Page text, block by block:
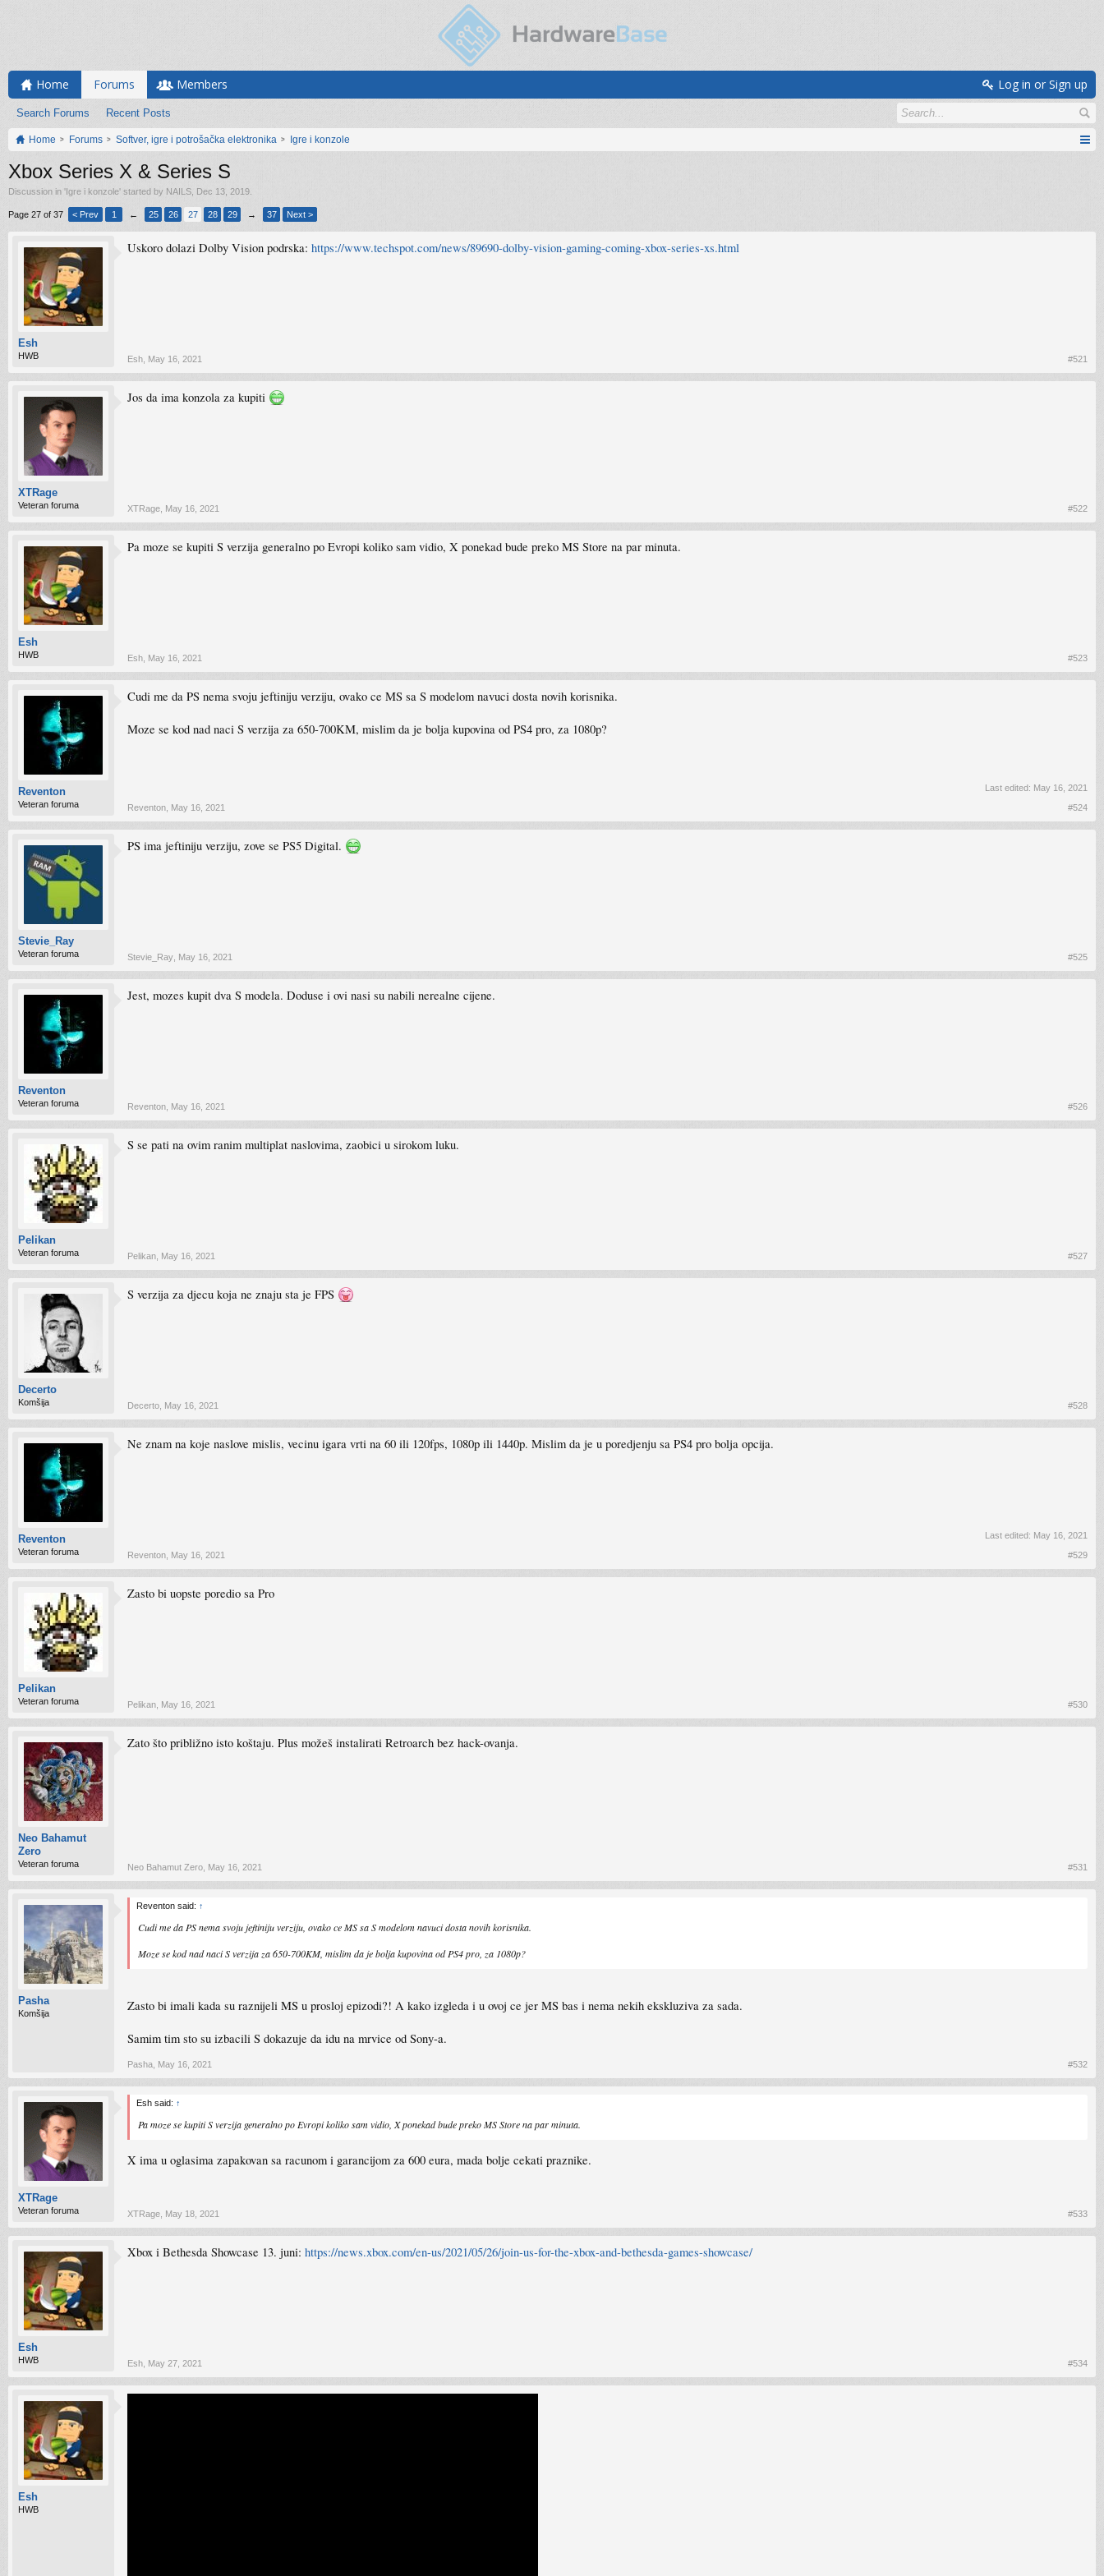
Home Forums
Search Forums Recent Posts
Members Log in or Sign up
Home Forums Softver, igre i potrošačka elektronika Igre i konzole
Xbox Series X & Series S
Discussion in 'Igre i konzole' started by NAILS Dec 13, 2019
Page 27 of 37 < Prev 1 ← 25 26 27 28 29 → 37 Next >
Esh
HWB
Uskoro dolazi Dolby Vision podrska: https://www.techspot.com/news/89690-dolby-vision-gaming-coming-xbox-series-xs.html
Esh May 16, 2021 #521
XTRage
Veteran foruma
Jos da ima konzola za kupiti
XTRage May 16, 2021 #522
Esh
HWB
Pa moze se kupiti S verzija generalno po Evropi koliko sam vidio, X ponekad bude preko MS Store na par minuta.
Esh May 16, 2021 #523
Reventon
Veteran foruma
Cudi me da PS nema svoju jeftiniju verziju, ovako ce MS sa S modelom navuci dosta novih korisnika.
Moze se kod nad naci S verzija za 650-700KM, mislim da je bolja kupovina od PS4 pro, za 1080p?
Last edited: May 16, 2021
Reventon May 16, 2021 #524
Stevie_Ray
Veteran foruma
PS ima jeftiniju verziju, zove se PS5 Digital.
Stevie_Ray May 16, 2021 #525
Reventon
Veteran foruma
Jest, mozes kupit dva S modela. Doduse i ovi nasi su nabili nerealne cijene.
Reventon May 16, 2021 #526
Pelikan
Veteran foruma
S se pati na ovim ranim multiplat naslovima, zaobici u sirokom luku.
Pelikan May 16, 2021 #527
Decerto
Komšija
S verzija za djecu koja ne znaju sta je FPS
Decerto May 16, 2021 #528
Reventon
Veteran foruma
Ne znam na koje naslove mislis, vecinu igara vrti na 60 ili 120fps, 1080p ili 1440p. Mislim da je u poredjenju sa PS4 pro bolja opcija.
Last edited: May 16, 2021
Reventon May 16, 2021 #529
Pelikan
Veteran foruma
Zasto bi uopste poredio sa Pro
Pelikan May 16, 2021 #530
Neo Bahamut
Zero
Veteran foruma
Zato što približno isto koštaju. Plus možeš instalirati Retroarch bez hack-ovanja.
Neo Bahamut Zero May 16, 2021 #531
Pasha
Komšija
Reventon said: ↑
Cudi me da PS nema svoju jeftiniju verziju, ovako ce MS sa S modelom navuci dosta novih korisnika.
Moze se kod nad naci S verzija za 650-700KM, mislim da je bolja kupovina od PS4 pro, za 1080p?
Zasto bi imali kada su raznijeli MS u prosloj epizodi?! A kako izgleda i u ovoj ce jer MS bas i nema nekih ekskluziva za sada.
Samim tim sto su izbacili S dokazuje da idu na mrvice od Sony-a.
Pasha May 16, 2021 #532
XTRage
Veteran foruma
Esh said: ↑
Pa moze se kupiti S verzija generalno po Evropi koliko sam vidio, X ponekad bude preko MS Store na par minuta.
X ima u oglasima zapakovan sa racunom i garancijom za 600 eura, mada bolje cekati praznike.
XTRage May 18, 2021 #533
Esh
HWB
Xbox i Bethesda Showcase 13. juni: https://news.xbox.com/en-us/2021/05/26/join-us-for-the-xbox-and-bethesda-games-showcase/
Esh May 27, 2021 #534
Esh
HWB